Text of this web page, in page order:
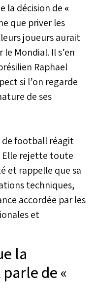
la décision de «
que priver les
joueurs aurait
le Mondial. Il s’en
Raphael
si l’on regarde
de ses
de football réagit
Elle rejette toute
et rappelle que sa
techniques,
accordée par les
et
la
de «